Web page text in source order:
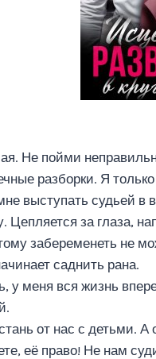
Не пойми
разборки. Я
выступать судьей в
Цепляется за глаза,
забеременеть не
саднить рана.
у меня вся жизнь
от нас с детьми. А
её право! Не нам